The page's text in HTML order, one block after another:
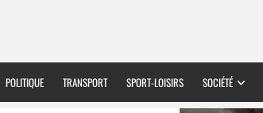
POLITIQUE TRANSPORT SPORT-LOISIRS SOCIÉTÉ